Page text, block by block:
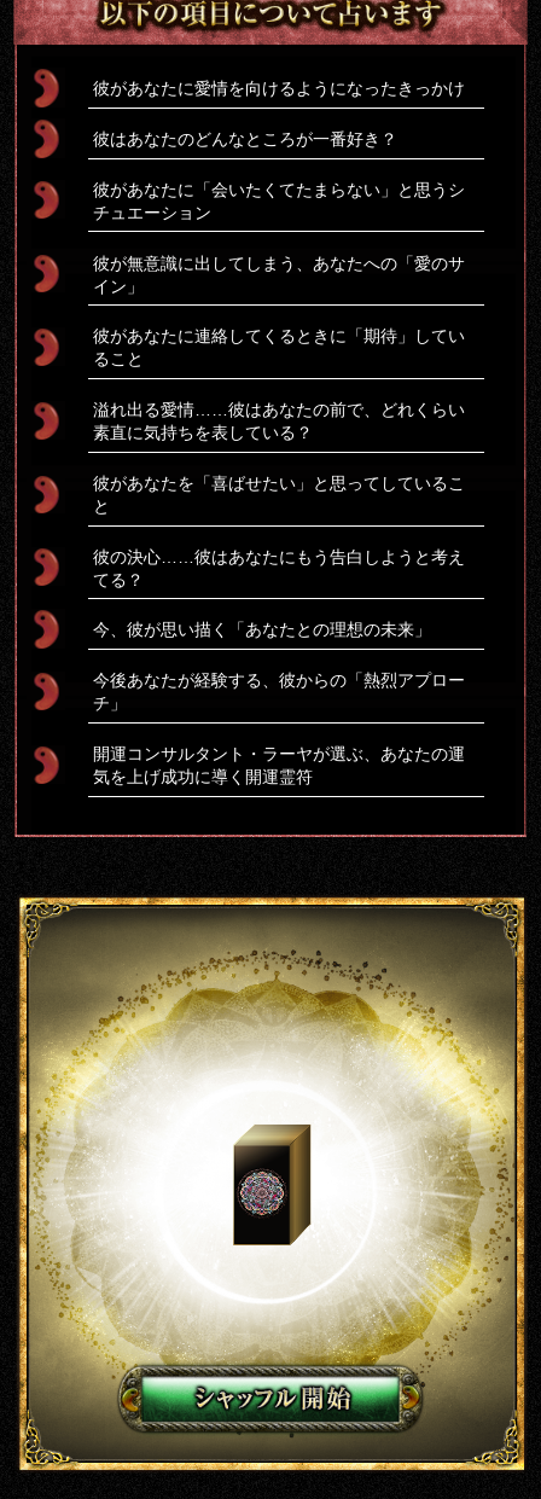
彼があなたに愛情を向けるようになったきっかけ
彼はあなたのどんなところが一番好き？
彼があなたに「会いたくてたまらない」と思うシ
チュエーション
彼が無意識に出してしまう、あなたへの「愛のサ
イン」
彼があなたに連絡してくるときに「期待」してい
ること
溢れ出る愛情……彼はあなたの前で、どれくらい
素直に気持ちを表している？
彼があなたを「喜ばせたい」と思ってしているこ
と
彼の決心……彼はあなたにもう告白しようと考え
てる？
今、彼が思い描く「あなたとの理想の未来」
今後あなたが経験する、彼からの「熱烈アプロー
チ」
開運コンサルタント・ラーヤが選ぶ、あなたの運
気を上げ成功に導く開運霊符